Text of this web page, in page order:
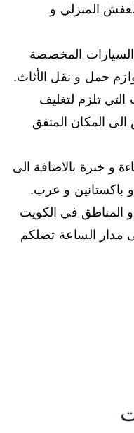
المنزلي و
المخصصة
حمل و نقل الأثاث.
التي تلزم لتغليف
المكان المتفق
و خبرة بالاضافة الى
و باكستانين و عرب.
المناطق في الكويت
مدار الساعة تصلكم